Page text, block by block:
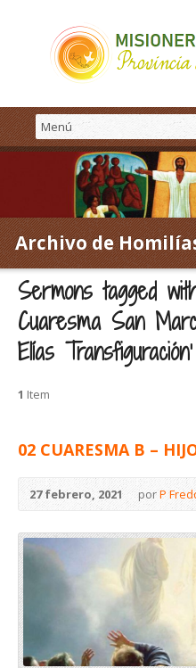
Archivo de
Sermons tagged
Cuaresma San
Elías Transfiguración’
1 Item
02 CUARESMA B –
27 febrero, 2021 porP